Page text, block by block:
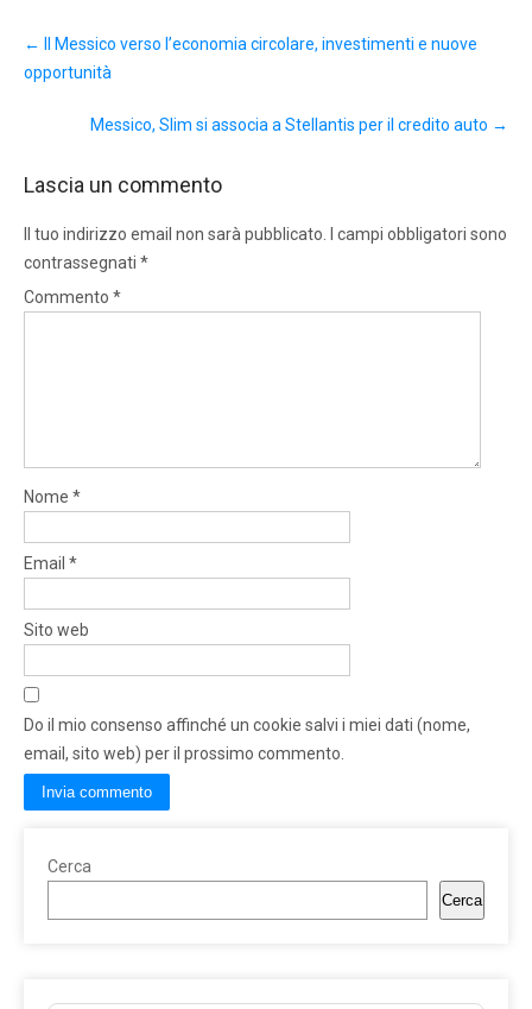
navigation
←
Il Messico verso l’economia circolare, investimenti e nuove
opportunità
Messico, Slim si associa a Stellantis per il credito auto →
Lascia un commento
Il tuo indirizzo email non sarà pubblicato.
I campi obbligatori sono
contrassegnati *
Commento *
Nome *
Email *
Sito web
Do il mio consenso affinché un cookie salvi i miei dati (nome,
email, sito web) per il prossimo commento.
Cerca
Cerca